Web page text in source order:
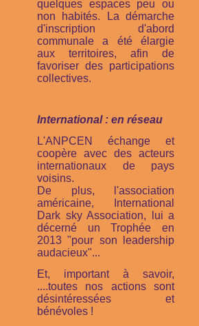
quelques espaces peu ou
non habités. La démarche
d'inscription d'abord
communale a été élargie
aux territoires, afin de
favoriser des participations
collectives.
International : en réseau
L'ANPCEN échange et
coopère avec des acteurs
internationaux de pays
voisins.
De plus, l'association
américaine,
International
Dark sky Association,
lui a
décerné un Trophée en
2013 "pour son leadership
audacieux"...
Et, important à savoir,
....toutes nos actions sont
désintéressées et
bénévoles !